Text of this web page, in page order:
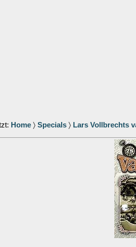
Home 〉 Specials 〉 Lars Vollbrechts